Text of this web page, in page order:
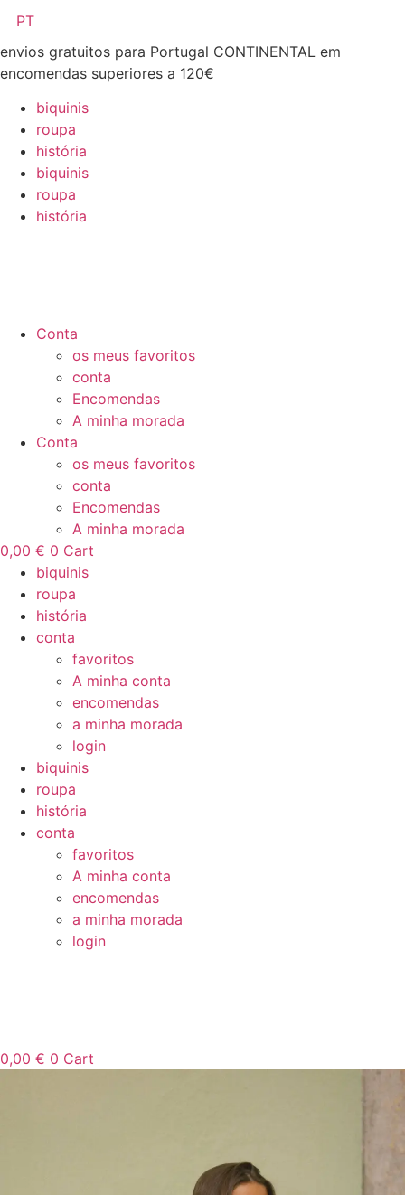
para
o
conteúdo
PT
envios gratuitos para Portugal CONTINENTAL em
encomendas superiores a 120€
biquinis
roupa
história
biquinis
roupa
história
Conta
os meus favoritos
conta
Encomendas
A minha morada
Conta
os meus favoritos
conta
Encomendas
A minha morada
0,00 € 0 Cart
biquinis
roupa
história
conta
favoritos
A minha conta
encomendas
a minha morada
login
biquinis
roupa
história
conta
favoritos
A minha conta
encomendas
a minha morada
login
0,00 € 0 Cart